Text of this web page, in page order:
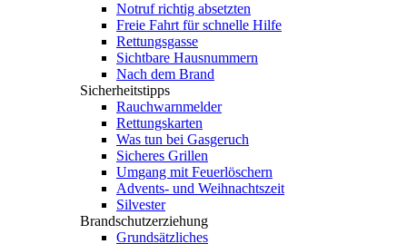
Notruf richtig absetzten
Freie Fahrt für schnelle Hilfe
Rettungsgasse
Sichtbare Hausnummern
Nach dem Brand
Sicherheitstipps
Rauchwarnmelder
Rettungskarten
Was tun bei Gasgeruch
Sicheres Grillen
Umgang mit Feuerlöschern
Advents- und Weihnachtszeit
Silvester
Brandschutzerziehung
Grundsätzliches